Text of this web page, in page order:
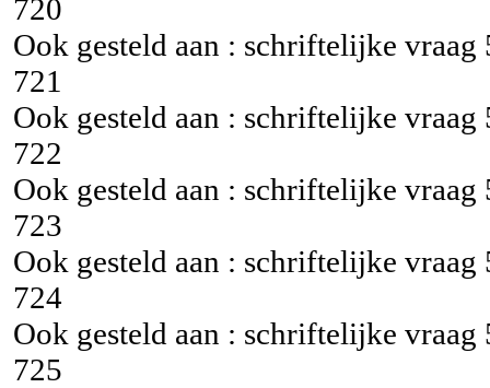
720
Ook gesteld aan : schriftelijke vraag
721
Ook gesteld aan : schriftelijke vraag
722
Ook gesteld aan : schriftelijke vraag
723
Ook gesteld aan : schriftelijke vraag
724
Ook gesteld aan : schriftelijke vraag
725